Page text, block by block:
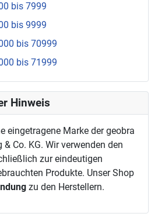
bis 7999
bis 9999
bis 70999
bis 71999
Hinweis
eingetragene Marke der geobra
Co. KG. Wir verwenden den
zur eindeutigen
Produkte. Unser Shop
zu den Herstellern.